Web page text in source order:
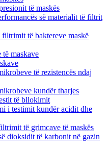
të maskës
së materialit të filtrit
të baktereve maskë
të maskave
të rezistencës ndaj
kundër tharjes
të bllokimit
i testimit kundër acidit dhe
të grimcave të maskës
dioksidit të karbonit në gazin